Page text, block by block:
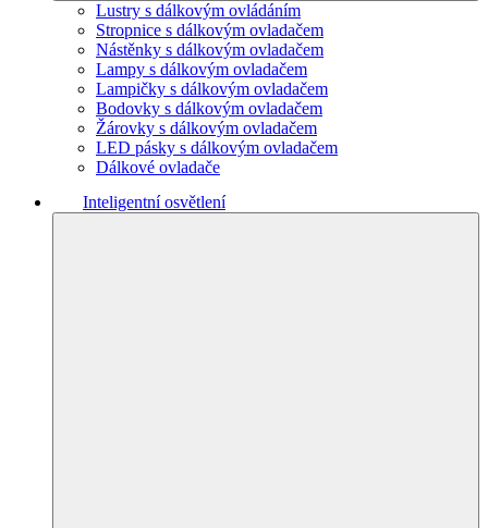
Lustry s dálkovým ovládáním
Stropnice s dálkovým ovladačem
Nástěnky s dálkovým ovladačem
Lampy s dálkovým ovladačem
Lampičky s dálkovým ovladačem
Bodovky s dálkovým ovladačem
Žárovky s dálkovým ovladačem
LED pásky s dálkovým ovladačem
Dálkové ovladače
Inteligentní osvětlení